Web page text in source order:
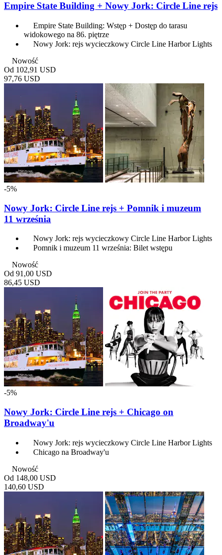
Empire State Building + Nowy Jork: Circle Line rejs
Empire State Building: Wstęp + Dostęp do tarasu
widokowego na 86. piętrze
Nowy Jork: rejs wycieczkowy Circle Line Harbor Lights
Nowość
Od 102,91 USD
97,76 USD
-5%
Nowy Jork: Circle Line rejs + Pomnik i muzeum
11 września
Nowy Jork: rejs wycieczkowy Circle Line Harbor Lights
Pomnik i muzeum 11 września: Bilet wstępu
Nowość
Od 91,00 USD
86,45 USD
-5%
Nowy Jork: Circle Line rejs + Chicago on
Broadway'u
Nowy Jork: rejs wycieczkowy Circle Line Harbor Lights
Chicago na Broadway'u
Nowość
Od 148,00 USD
140,60 USD